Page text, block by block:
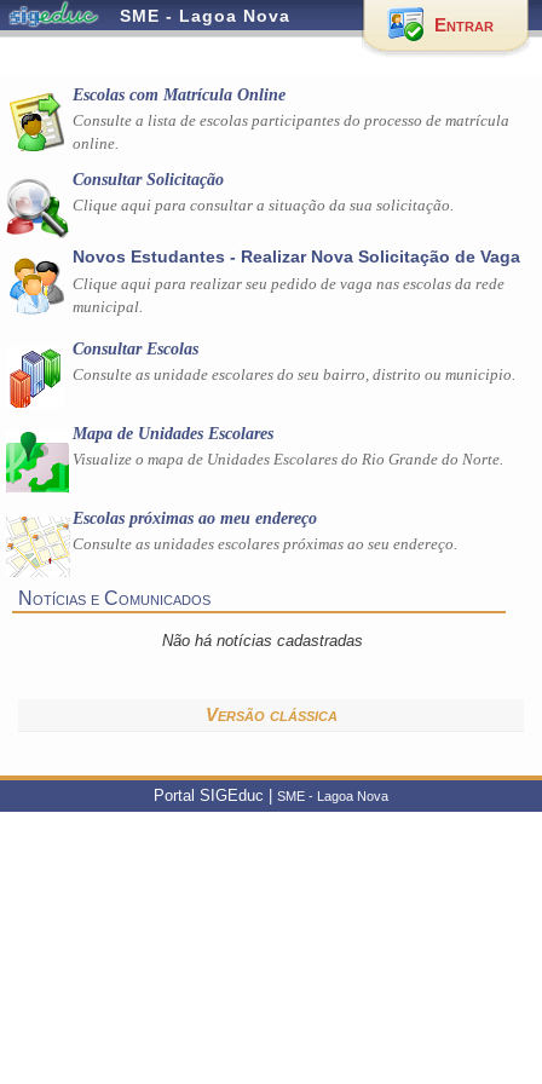
SME - Lagoa Nova Entrar
Escolas com Matrícula Online
Consulte a lista de escolas participantes do processo de matrícula
online.
Consultar Solicitação
Clique aqui para consultar a situação da sua solicitação.
Novos Estudantes - Realizar Nova Solicitação de Vaga
Clique aqui para realizar seu pedido de vaga nas escolas da rede
municipal.
Consultar Escolas
Consulte as unidade escolares do seu bairro, distrito ou municipio.
Mapa de Unidades Escolares
Visualize o mapa de Unidades Escolares do Rio Grande do Norte.
Escolas próximas ao meu endereço
Consulte as unidades escolares próximas ao seu endereço.
Notícias e Comunicados
Não há notícias cadastradas
Versão clássica
Portal SIGEduc | SME - Lagoa Nova